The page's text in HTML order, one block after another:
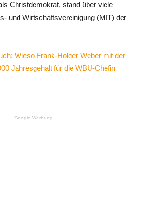
Christdemokrat, stand über viele
und Wirtschaftsvereinigung (MIT) der
Wieso Frank-Holger Weber mit der
Jahresgehalt für die WBU-Chefin
- Google Werbung -